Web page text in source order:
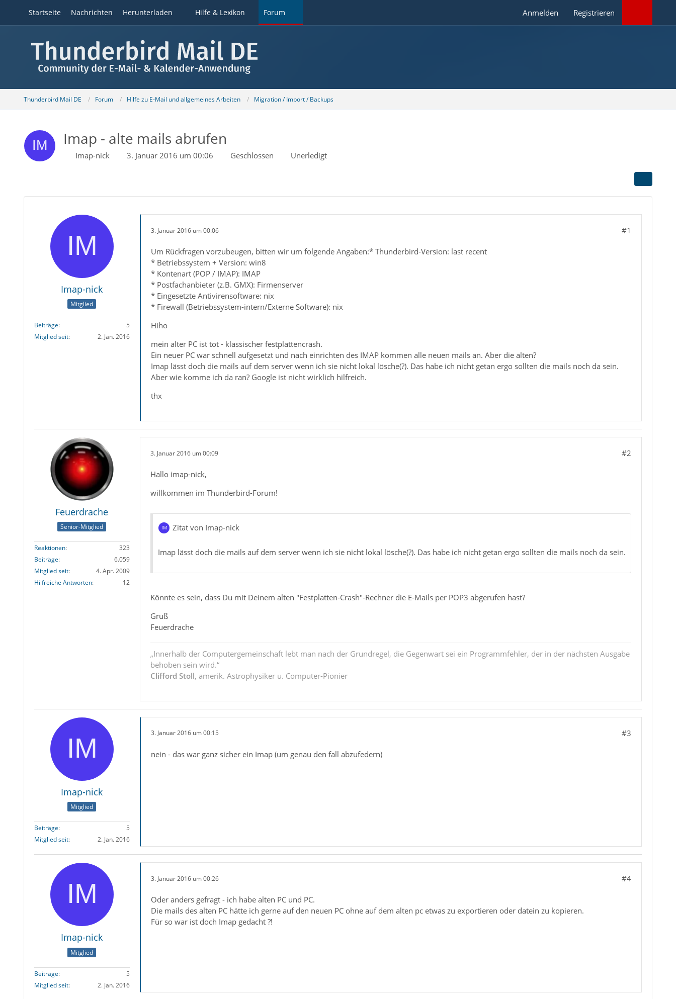
Startseite Nachrichten Herunterladen Hilfe & Lexikon Forum Anmelden Registrieren
Thunderbird Mail DE Forum Hilfe zu E-Mail und allgemeines Arbeiten Migration / Import / Backups
Imap - alte mails abrufen
Imap-nick 3. Januar 2016 um 00:06 Geschlossen Unerledigt
Imap-nick
Mitglied
Beiträge
5
Mitglied seit
2. Jan. 2016
3. Januar 2016 um 00:06 #1
Um Rückfragen vorzubeugen, bitten wir um folgende Angaben:* Thunderbird-Version: last recent
* Betriebssystem + Version: win8
* Kontenart (POP / IMAP): IMAP
* Postfachanbieter (z.B. GMX): Firmenserver
* Eingesetzte Antivirensoftware: nix
* Firewall (Betriebssystem-intern/Externe Software): nix
Hiho
mein alter PC ist tot - klassischer festplattencrash.
Ein neuer PC war schnell aufgesetzt und nach einrichten des IMAP kommen alle neuen mails an. Aber die alten?
Imap lässt doch die mails auf dem server wenn ich sie nicht lokal lösche(?). Das habe ich nicht getan ergo sollten die mails noch da sein.
Aber wie komme ich da ran? Google ist nicht wirklich hilfreich.
thx
Feuerdrache
Senior-Mitglied
Reaktionen
323
Beiträge
6.059
Mitglied seit
4. Apr. 2009
Hilfreiche Antworten
12
3. Januar 2016 um 00:09 #2
Hallo imap-nick,
willkommen im Thunderbird-Forum!
Zitat von Imap-nick
Imap lässt doch die mails auf dem server wenn ich sie nicht lokal lösche(?). Das habe ich nicht getan ergo sollten die mails noch da sein.
Könnte es sein, dass Du mit Deinem alten "Festplatten-Crash"-Rechner die E-Mails per POP3 abgerufen hast?
Gruß
Feuerdrache
„Innerhalb der Computergemeinschaft lebt man nach der Grundregel, die Gegenwart sei ein Programmfehler, der in der nächsten Ausgabe
behoben sein wird.“
Clifford Stoll, amerik. Astrophysiker u. Computer-Pionier
Imap-nick
Mitglied
Beiträge
5
Mitglied seit
2. Jan. 2016
3. Januar 2016 um 00:15 #3
nein - das war ganz sicher ein Imap (um genau den fall abzufedern)
Imap-nick
Mitglied
Beiträge
5
Mitglied seit
2. Jan. 2016
3. Januar 2016 um 00:26 #4
Oder anders gefragt - ich habe alten PC und PC.
Die mails des alten PC hätte ich gerne auf den neuen PC ohne auf dem alten pc etwas zu exportieren oder datein zu kopieren.
Für so war ist doch Imap gedacht ?!